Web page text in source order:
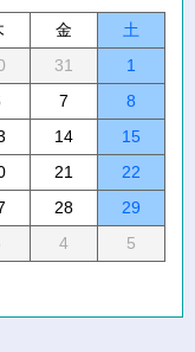
金
土
31
1
7
8
14
15
21
22
28
29
4 5